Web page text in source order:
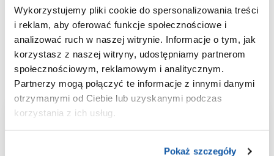
Wykorzystujemy pliki cookie do spersonalizowania treści
i reklam, aby oferować funkcje społecznościowe i
analizować ruch w naszej witrynie. Informacje o tym, jak
korzystasz z naszej witryny, udostępniamy partnerom
społecznościowym, reklamowym i analitycznym.
Partnerzy mogą połączyć te informacje z innymi danymi
otrzymanymi od Ciebie lub uzyskanymi podczas
korzystania z ich usług.
Pokaż szczegóły
pośredniej (IIF) pozwala na precyzyjne, wizualne
potwierdzenie obecności poszukiwanych autoprzeciwciał.
Do wykonania badania nie jest wymagane żadne
specjalne przygotowanie.
Aplikacja